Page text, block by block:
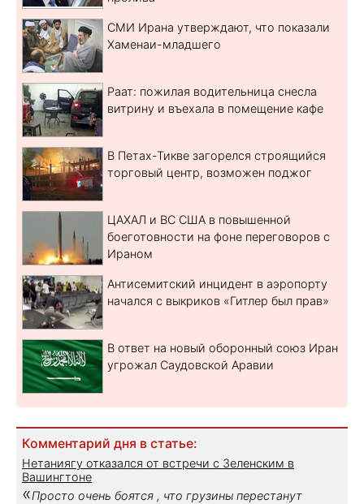
СМИ Ирана утверждают, что показали
Хаменаи-младшего
Раат: пожилая водительница снесла
витрину и въехала в помещение кафе
В Петах-Тикве загорелся строящийся
торговый центр, возможен поджог
ЦАХАЛ и ВС США в повышенной
боеготовности на фоне переговоров с
Ираном
Антисемитский инцидент в аэропорту
начался с выкриков «Гитлер был прав»
В ответ на новый оборонный союз Иран
угрожал Саудовской Аравии
Комментарий дня в статье:
Нетаниягу отказался от встречи с Зеленским в
Вашингтоне
«Просто очень боятся , что грузины перестанут